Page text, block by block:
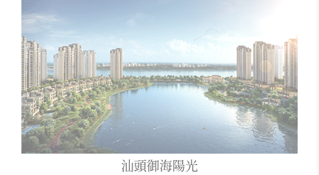
汕頭御海陽光